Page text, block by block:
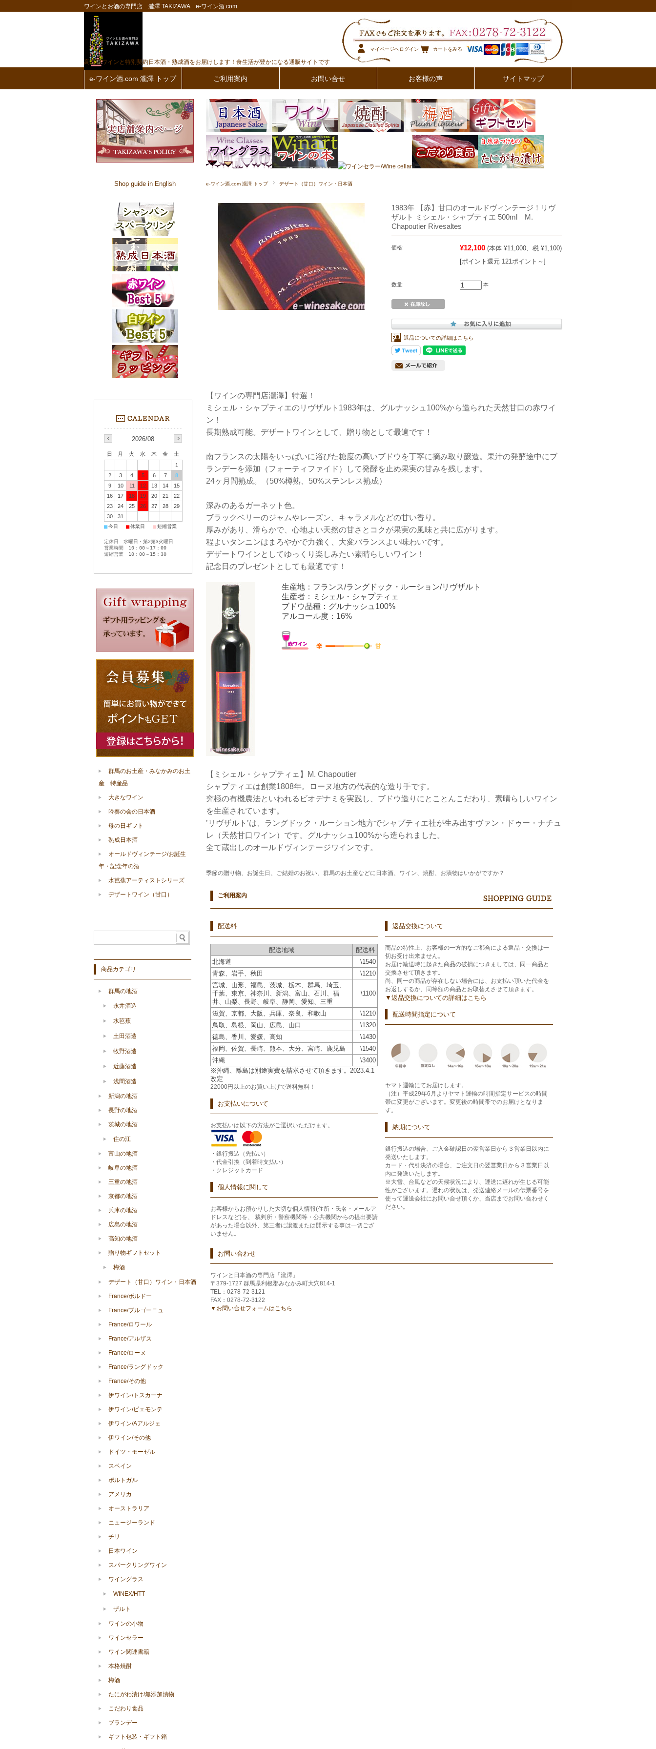
ワインとお酒の専門店 瀧澤 TAKIZAWA e-ワイン酒.com
高品質ワインと特別契約日本酒・熟成酒をお届けします！食生活が豊かになる通販サイトです
マイページへログイン カートをみる
e-ワイン酒.com 瀧澤 トップ ご利用案内 お問い合せ お客様の声 サイトマップ
e-ワイン酒.com 瀧澤 トップ デザート（甘口）ワイン・日本酒
1983年 【赤】甘口のオールドヴィンテージ！リヴ
ザルト ミシェル・シャプティエ 500ml M.
Chapoutier Rivesaltes
価格: ¥12,100 (本体 ¥11,000、税 ¥1,100)
[ポイント還元 121ポイント～]
数量: 本
返品についての詳細はこちら
【ワインの専門店瀧澤】特選！
ミシェル・シャプティエのリヴザルト1983年は、グルナッシュ100%から造られた天然甘口の赤ワイ
ン！
長期熟成可能。デザートワインとして、贈り物として最適です！
南フランスの太陽をいっぱいに浴びた糖度の高いブドウを丁寧に摘み取り醸造。果汁の発酵途中にブ
ランデーを添加（フォーティファイド）して発酵を止め果実の甘みを残します。
24ヶ月間熟成。（50%樽熟、50%ステンレス熟成）
深みのあるガーネット色。
ブラックベリーのジャムやレーズン、キャラメルなどの甘い香り。
厚みがあり、滑らかで、心地よい天然の甘さ とコクが果実の風味と共に広がります。
程よいタンニンはまろやかで力強く、大変バランスよい味わいです。
デザートワインとしてゆっくり楽しみたい素晴らしいワイン！
記念日のプレゼントとしても最適です！
生産地：フランス/ラングドック・ルーション/リヴザルト
生産者：ミシェル・シャプティェ
ブドウ品種：グルナッシュ100%
アルコール度：16%
【ミシェル・シャプティェ】
M. Chapoutier
シャプティエは創業1808年。ローヌ地方の代表的な造り手です。
究極の有機農法といわれるビオデナミを実践し、ブドウ造りにとことんこだわり、素晴らしいワイン
を生産されています。
’リヴザルト’は、ラングドック・ルーション地方でシャプティエ社が生み出すヴァン・ドゥー・ナチュ
レ（天然甘口ワイン）です。グルナッシュ100%から造られました。
全て蔵出しのオールドヴィンテージワインです。
季節の贈り物、お誕生日、ご結婚のお祝い、群馬のお土産などに日本酒、ワイン、焼酎、お漬物はいかがですか？
ご利用案内
配送料
配送地域
配送料
北海道
\1540
青森、岩手、秋田
\1210
宮城、山形、福島、茨城、栃木、群馬、埼玉、
千葉、東京、神奈川、新潟、富山、石川、福
井、山梨、長野、岐阜、静岡、愛知、三重
\1100
滋賀、京都、大阪、兵庫、奈良、和歌山
\1210
鳥取、島根、岡山、広島、山口
\1320
徳島、香川、愛媛、高知
\1430
福岡、佐賀、長崎、熊本、大分、宮崎、鹿児島
\1540
沖縄
\3400
※沖縄、離島は別途実費を請求させて頂きます。2023.4.1
改定
22000円以上のお買い上げで送料無料！
お支払いについて
お支払いは以下の方法がご選択いただけます。
・銀行振込（先払い）
・代金引換（到着時支払い）
・クレジットカード
個人情報に関して
お客様からお預かりした大切な個人情報(住所・氏名・メールア
ドレスなど)を、 裁判所・警察機関等・公共機関からの提出要請
があった場合以外、第三者に譲渡または開示する事は一切ござ
いません。
返品交換について
商品の特性上、お客様の一方的なご都合による返品・交換は一
切お受け出来ません。
お届け輸送時に起きた商品の破損につきましては、同一商品と
交換させて頂きます。
尚、同一の商品が存在しない場合には、お支払い頂いた代金を
お返しするか、同等額の商品とお取替えさせて頂きます。
▼返品交換についての詳細はこちら
配送時間指定について
ヤマト運輸にてお届けします。
（注）平成29年6月よりヤマト運輸の時間指定サービスの時間
帯に変更がございます。変更後の時間帯でのお届けとなりま
す。
納期について
銀行振込の場合、ご入金確認日の翌営業日から３営業日以内に
発送いたします。
カード・代引決済の場合、ご注文日の翌営業日から３営業日以
内に発送いたします。
※大雪、台風などの天候状況により、運送に遅れが生じる可能
性がございます。遅れの状況は、発送連絡メールの伝票番号を
使って運送会社にお問い合せ頂くか、当店までお問い合わせく
ださい。
お問い合わせ
ワインと日本酒の専門店「瀧澤」
〒379-1727 群馬県利根郡みなかみ町大穴814-1
TEL：0278-72-3121
FAX：0278-72-3122
▼お問い合せフォームはこちら
Shop guide in English
2026/08
日 月 火 水 木 金
土
1
2
3 4 5 6 7
8
9
10 11 12 13 14
15
16
17 18 19 20 21
22
23
24 25 26 27 28
29
30
31
■今日 ■休業日 ■短縮営業
定休日 水曜日・第2第3火曜日
営業時間 10：00～17：00
短縮営業 10：00～15：30
群馬のお土産・みなかみのお土
産 特産品
大きなワイン
吟奏の会の日本酒
母の日ギフト
熟成日本酒
オールドヴィンテージ/お誕生
年・記念年の酒
水芭蕉アーティストシリーズ
デザートワイン（甘口）
商品カテゴリ
群馬の地酒
永井酒造
水芭蕉
土田酒造
牧野酒造
近藤酒造
浅間酒造
新潟の地酒
長野の地酒
茨城の地酒
住の江
富山の地酒
岐阜の地酒
三重の地酒
京都の地酒
兵庫の地酒
広島の地酒
高知の地酒
贈り物ギフトセット
梅酒
デザート（甘口）ワイン・日本酒
France/ボルドー
France/ブルゴーニュ
France/ロワール
France/アルザス
France/ローヌ
France/ラングドック
France/その他
伊ワイン/トスカーナ
伊ワイン/ピエモンテ
伊ワイン/Aアルジェ
伊ワイン/その他
ドイツ・モーゼル
スペイン
ポルトガル
アメリカ
オーストラリア
ニュージーランド
チリ
日本ワイン
スパークリングワイン
ワイングラス
WINEX/HTT
ザルト
ワインの小物
ワインセラー
ワイン関連書籍
本格焼酎
梅酒
たにがわ漬け/無添加漬物
こだわり食品
ブランデー
ギフト包装・ギフト箱